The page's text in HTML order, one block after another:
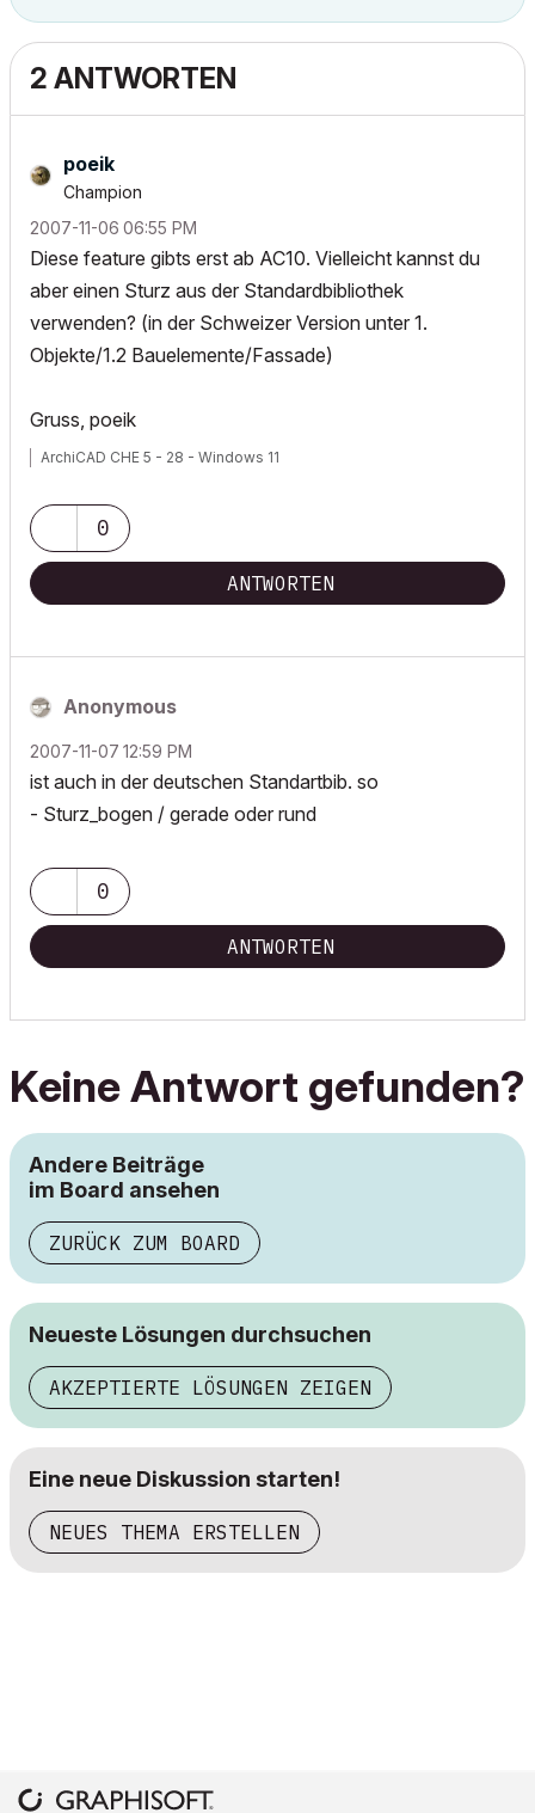
2 ANTWORTEN
poeik
Champion
‎2007-11-06 06:55 PM
Diese feature gibts erst ab AC10. Vielleicht kannst du
aber einen Sturz aus der Standardbibliothek
verwenden? (in der Schweizer Version unter 1.
Objekte/1.2 Bauelemente/Fassade)
Gruss, poeik
ArchiCAD CHE 5 - 28 - Windows 11
0
ANTWORTEN
Anonymous
‎2007-11-07 12:59 PM
ist auch in der deutschen Standartbib. so
- Sturz_bogen / gerade oder rund
0
ANTWORTEN
Keine Antwort gefunden?
Andere Beiträge
im Board ansehen
ZURÜCK ZUM BOARD
Neueste Lösungen durchsuchen
AKZEPTIERTE LÖSUNGEN ZEIGEN
Eine neue Diskussion starten!
NEUES THEMA ERSTELLEN